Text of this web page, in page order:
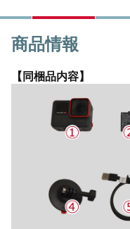
商品情報
【同梱品内容】